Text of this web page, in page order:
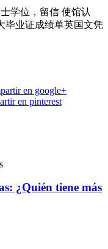
学位，留信 使馆认
毕业证成绩单英国文凭
¿Quién tiene más